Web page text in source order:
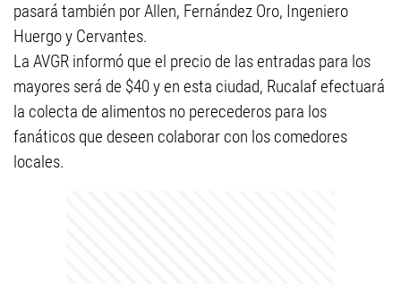
pasará también por Allen, Fernández Oro, Ingeniero
Huergo y Cervantes.
La AVGR informó que el precio de las entradas para los
mayores será de $40 y en esta ciudad, Rucalaf efectuará
la colecta de alimentos no perecederos para los
fanáticos que deseen colaborar con los comedores
locales.